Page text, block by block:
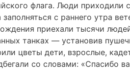
флага. Люди приходили
с раннего утра
приехали тысячи
танках — установив
цветы дети, взрослые,
со словами: «Спасибо